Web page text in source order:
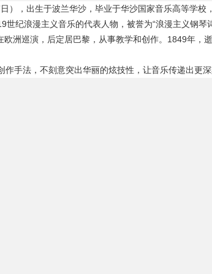
），出生于波兰华沙，毕业于华沙国家音乐高等学校
纪浪漫主义音乐的代表人物，被誉为“浪漫主义钢琴诗
洲巡演，后定居巴黎，从事教学和创作。1849年，
手法，不刻意突出华丽的炫技性，让音乐传递出更